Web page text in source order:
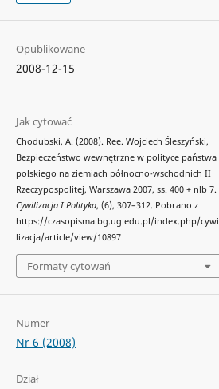
Opublikowane
2008-12-15
Jak cytować
Chodubski, A. (2008). Ree. Wojciech Śleszyński,
Bezpieczeństwo wewnętrzne w polityce państwa
polskiego na ziemiach północno-wschodnich II
Rzeczypospolitej, Warszawa 2007, ss. 400 + nlb 7.
Cywilizacja I Polityka, (6), 307–312. Pobrano z
https://czasopisma.bg.ug.edu.pl/index.php/cywi
lizacja/article/view/10897
Formaty cytowań
Numer
Nr 6 (2008)
Dział